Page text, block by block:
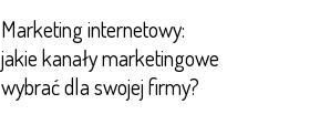
Marketing internetowy:
jakie kanały marketingowe
wybrać dla swojej firmy?